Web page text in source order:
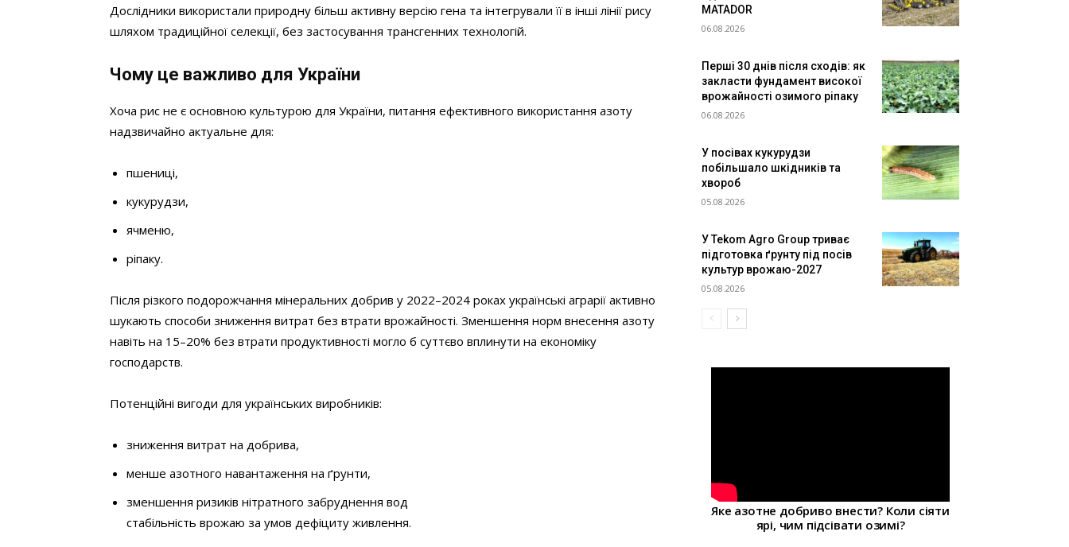
Дослідники використали природну більш активну версію гена та інтегрували її в інші лінії рису
шляхом традиційної селекції, без застосування трансгенних технологій.
Чому це важливо для України
Хоча рис не є основною культурою для України, питання ефективного використання азоту
надзвичайно актуальне для:
пшениці,
кукурудзи,
ячменю,
ріпаку.
Після різкого подорожчання мінеральних добрив у 2022–2024 роках українські аграрії активно
шукають способи зниження витрат без втрати врожайності. Зменшення норм внесення азоту
навіть на 15–20% без втрати продуктивності могло б суттєво вплинути на економіку
господарств.
Потенційні вигоди для українських виробників:
зниження витрат на добрива,
менше азотного навантаження на ґрунти,
зменшення ризиків нітратного забруднення вод
стабільність врожаю за умов дефіциту живлення.
MATADOR
06.08.2026
Перші 30 днів після сходів: як
закласти фундамент високої
врожайності озимого ріпаку
06.08.2026
У посівах кукурудзи
побільшало шкідників та
хвороб
05.08.2026
У Tekom Agro Group триває
підготовка ґрунту під посів
культур врожаю-2027
05.08.2026
Яке азотне добриво внести? Коли сіяти
ярі, чим підсівати озимі?